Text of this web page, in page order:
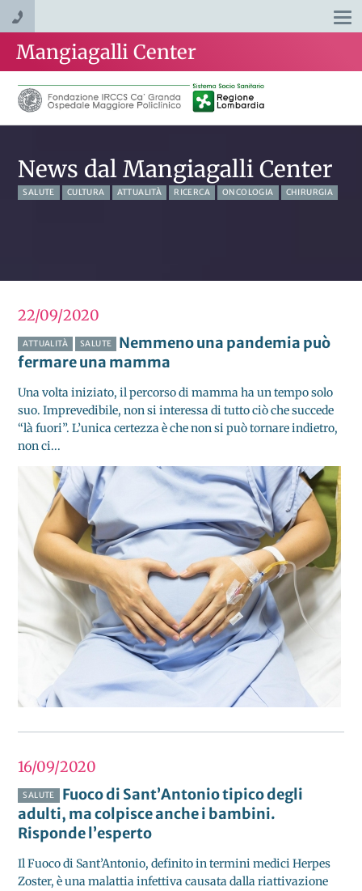
Mangiagalli Center
News dal Mangiagalli Center
SALUTE CULTURA ATTUALITÀ RICERCA ONCOLOGIA CHIRURGIA
22/092020
ATTUALITÀ SALUTE
Nemmeno una pandemia può
fermare una mamma
Una volta iniziato, il percorso di mamma ha un tempo solo
suo. Imprevedibile, non si interessa di tutto ciò che succede
“là fuori”. L’unica certezza è che non si può tornare indietro,
non ci...
16/092020
SALUTE
Fuoco di Sant’Antonio tipico degli
adulti, ma colpisce anche i bambini.
Risponde l’esperto
Il Fuoco di Sant’Antonio, definito in termini medici Herpes
Zoster, è una malattia infettiva causata dalla riattivazione